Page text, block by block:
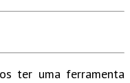
ter uma ferramenta